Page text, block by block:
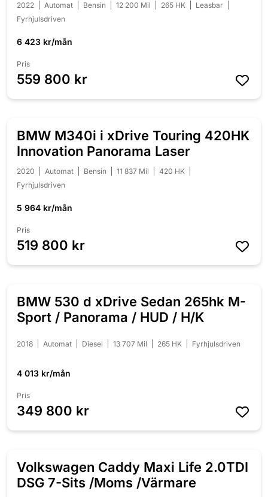
2022 Automat Bensin 12 200 Mil 265 HK
Leasbar
Fyrhjulsdriven
6 423 kr/mån
Pris
559 800 kr
NYINKOMMEN
BMW M340i i xDrive Touring 420HK
Innovation Panorama Laser
2020 Automat Bensin 11 837 Mil
420 HK
Fyrhjulsdriven
5 964 kr/mån
Pris
519 800 kr
NYINKOMMEN
BMW 530 d xDrive Sedan 265hk M-
Sport / Panorama / HUD / H/K
2018 Automat Diesel 13 707 Mil 265 HK Fyrhjulsdriven
4 013 kr/mån
Pris
349 800 kr
NYINKOMMEN
Volkswagen Caddy Maxi Life 2.0TDI
DSG 7-Sits /Moms /Värmare